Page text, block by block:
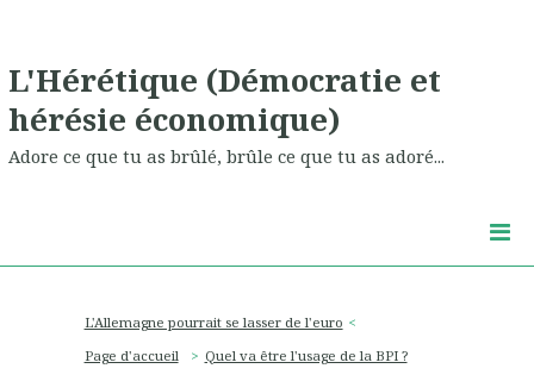
L'Hérétique (Démocratie et
hérésie économique)
Adore ce que tu as brûlé, brûle ce que tu as adoré...
L'Allemagne pourrait se lasser de l'euro
Page d'accueil
Quel va être l'usage de la BPI ?